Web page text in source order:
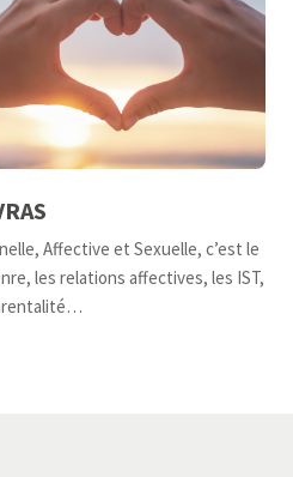
Affective et Sexuelle, c’est le
les relations affectives, les IST,